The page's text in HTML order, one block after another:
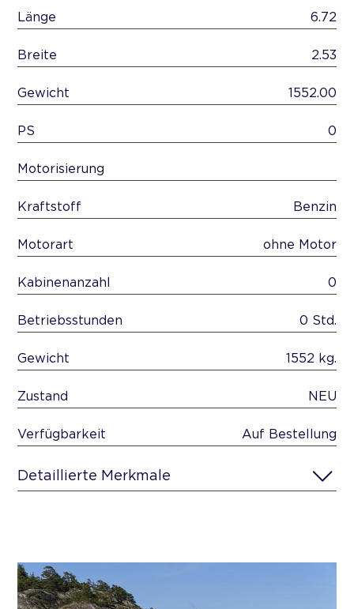
Länge 6.72
Breite 2.53
Gewicht 1552.00
PS 0
Motorisierung
Kraftstoff Benzin
Motorart ohne Motor
Kabinenanzahl 0
Betriebsstunden 0 Std.
Gewicht 1552 kg.
Zustand NEU
Verfügbarkeit Auf Bestellung
Detaillierte Merkmale